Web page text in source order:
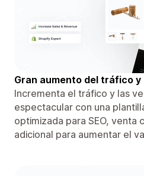
Gran aumento del tráfico y
Incrementa el tráfico y las
espectacular con una
optimizada para SEO, venta
adicional para aumentar el